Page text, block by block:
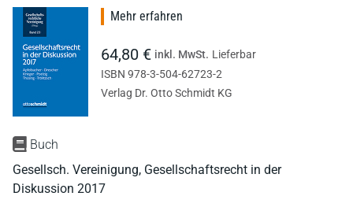
Buch
Gesellsch. Vereinigung, Gesellschaftsrecht in der
Diskussion 2017
Mehr erfahren
64,80 € inkl. MwSt. Lieferbar
ISBN 978-3-504-62723-2
Verlag Dr. Otto Schmidt KG